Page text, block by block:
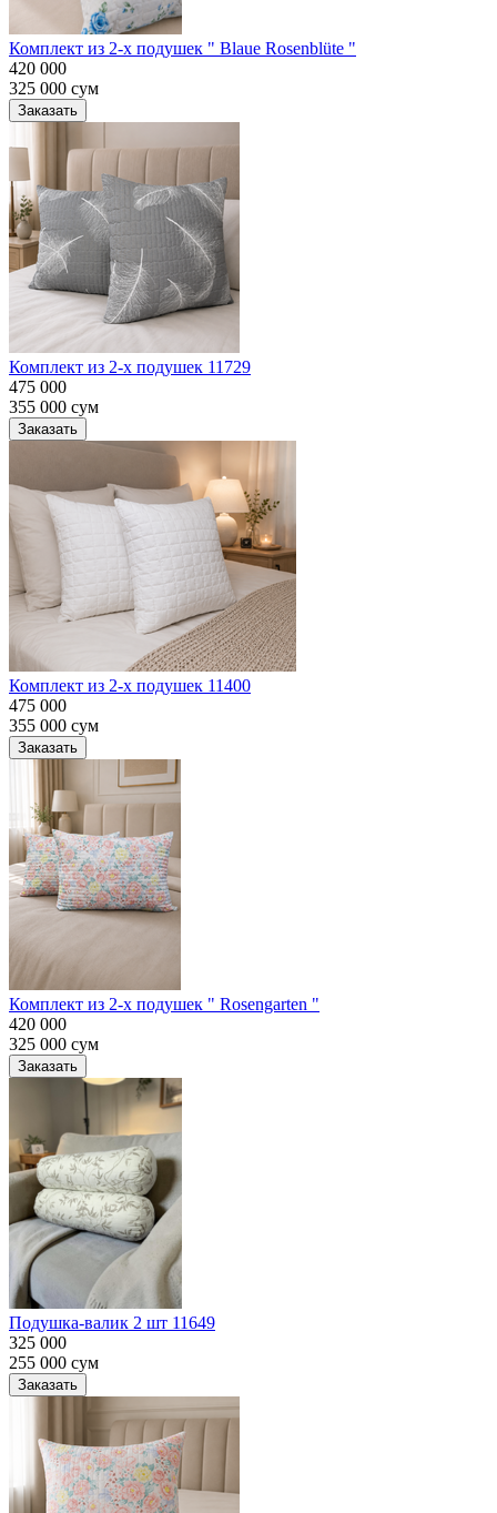
Комплект из 2-х подушек " Blaue Rosenblüte "
420 000
325 000 сум
Заказать
Комплект из 2-х подушек 11729
475 000
355 000 сум
Заказать
Комплект из 2-х подушек 11400
475 000
355 000 сум
Заказать
Комплект из 2-х подушек " Rosengarten "
420 000
325 000 сум
Заказать
Подушка-валик 2 шт 11649
325 000
255 000 сум
Заказать